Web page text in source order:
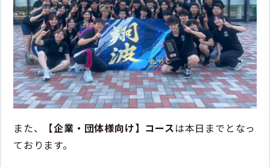
また、 【企業・団体様向け】コースは本日までとなっ
ております。